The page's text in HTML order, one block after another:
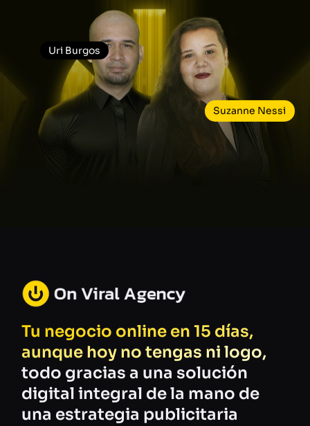
Tu negocio online en 15 días,
aunque hoy no tengas ni logo,
todo gracias a una solución
digital integral de la mano de
una estrategia publicitaria
Uri Burgos
Suzanne Nessi